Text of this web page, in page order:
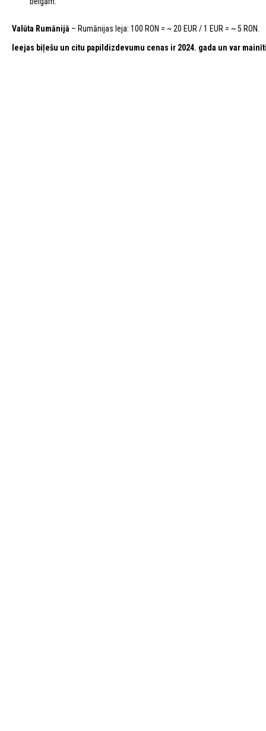
Valūta Rumānijā – Rumānijas leja: 100 RON = ~ 20 EUR / 1 EUR = ~ 5 RON.
Ieejas biļešu un citu papildizdevumu cenas ir 2024. gada un var